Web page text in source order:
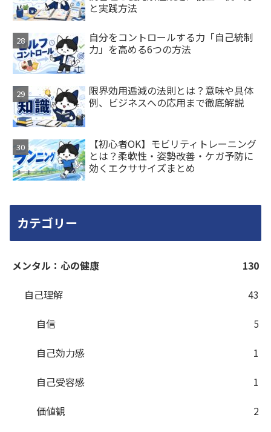
と実践方法
自分をコントロールする力「自己統制
力」を高める6つの方法
限界効用逓減の法則とは？意味や具体
例、ビジネスへの応用まで徹底解説
【初心者OK】モビリティトレーニング
とは？柔軟性・姿勢改善・ケガ予防に
効くエクササイズまとめ
カテゴリー
メンタル：心の健康
130
自己理解
43
自信
5
自己効力感
1
自己受容感
1
価値観
2